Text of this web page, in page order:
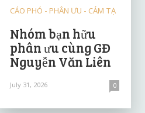
CÁO PHÓ - PHÂN ƯU - CẢM TẠ
Nhóm bạn hữu
phân ưu cùng GĐ
Nguyễn Văn Liên
July 31, 2026 0